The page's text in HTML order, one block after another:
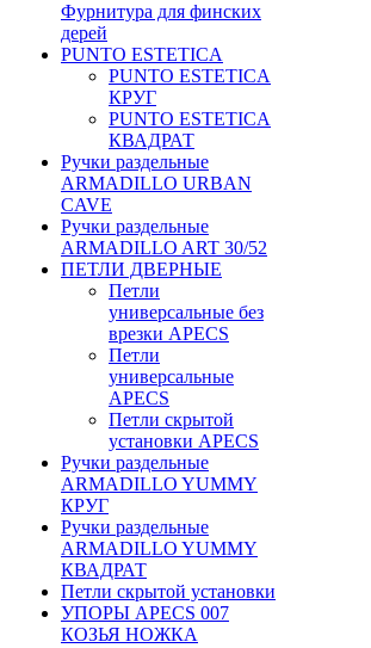
Фурнитура для финских
дерей
PUNTO ESTETICA
PUNTO ESTETICA
КРУГ
PUNTO ESTETICA
КВАДРАТ
Ручки раздельные
ARMADILLO URBAN
CAVE
Ручки раздельные
ARMADILLO ART 30/52
ПЕТЛИ ДВЕРНЫЕ
Петли
универсальные без
врезки APECS
Петли
универсальные
APECS
Петли скрытой
установки APECS
Ручки раздельные
ARMADILLO YUMMY
КРУГ
Ручки раздельные
ARMADILLO YUMMY
КВАДРАТ
Петли скрытой установки
УПОРЫ APECS 007
КОЗЬЯ НОЖКА